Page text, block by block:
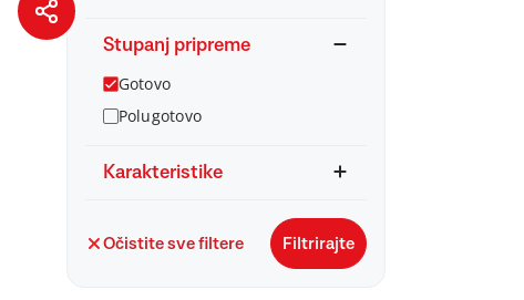
Stupanj pripreme
Gotovo
Polugotovo
Karakteristike
Očistite sve filtere Filtrirajte